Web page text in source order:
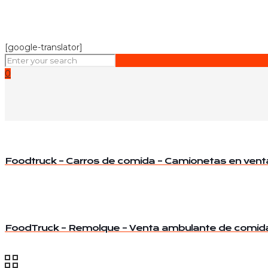
[google-translator]
0
Foodtruck – Carros de comida – Camionetas en
FoodTruck – Remolque – Venta ambulante de